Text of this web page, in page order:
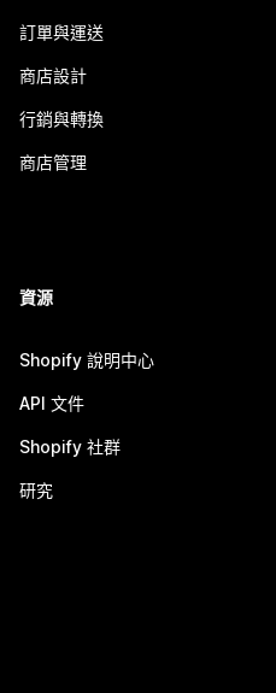
訂單與運送
商店設計
行銷與轉換
商店管理
資源
Shopify 說明中心
API 文件
Shopify 社群
研究